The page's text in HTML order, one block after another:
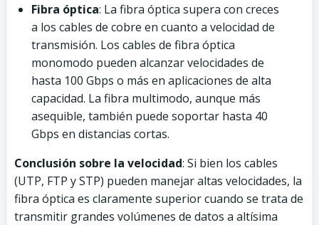
Fibra óptica: La fibra óptica supera con creces
a los cables de cobre en cuanto a velocidad de
transmisión. Los cables de fibra óptica
monomodo pueden alcanzar velocidades de
hasta 100 Gbps o más en aplicaciones de alta
capacidad. La fibra multimodo, aunque más
asequible, también puede soportar hasta 40
Gbps en distancias cortas.
Conclusión sobre la velocidad: Si bien los cables
(UTP, FTP y STP) pueden manejar altas velocidades, la
fibra óptica es claramente superior cuando se trata de
transmitir grandes volúmenes de datos a altísima